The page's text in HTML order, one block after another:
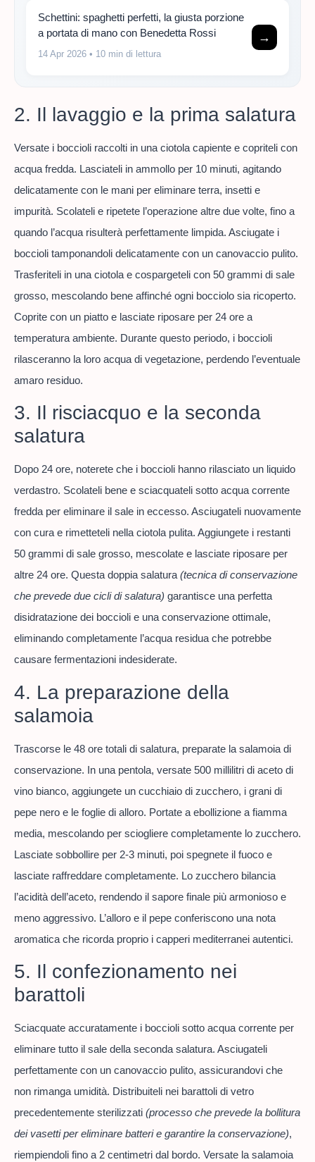
Schettini: spaghetti perfetti, la giusta porzione
a portata di mano con Benedetta Rossi
14 Apr 2026 • 10 min di lettura
→
2. Il lavaggio e la prima salatura
Versate i boccioli raccolti in una ciotola capiente e copriteli con
acqua fredda. Lasciateli in ammollo per 10 minuti, agitando
delicatamente con le mani per eliminare terra, insetti e
impurità. Scolateli e ripetete l’operazione altre due volte, fino a
quando l’acqua risulterà perfettamente limpida. Asciugate i
boccioli tamponandoli delicatamente con un canovaccio pulito.
Trasferiteli in una ciotola e cospargeteli con 50 grammi di sale
grosso, mescolando bene affinché ogni bocciolo sia ricoperto.
Coprite con un piatto e lasciate riposare per 24 ore a
temperatura ambiente. Durante questo periodo, i boccioli
rilasceranno la loro acqua di vegetazione, perdendo l’eventuale
amaro residuo.
3. Il risciacquo e la seconda
salatura
Dopo 24 ore, noterete che i boccioli hanno rilasciato un liquido
verdastro. Scolateli bene e sciacquateli sotto acqua corrente
fredda per eliminare il sale in eccesso. Asciugateli nuovamente
con cura e rimetteteli nella ciotola pulita. Aggiungete i restanti
50 grammi di sale grosso, mescolate e lasciate riposare per
altre 24 ore. Questa doppia salatura(tecnica di conservazione
che prevede due cicli di salatura) garantisce una perfetta
disidratazione dei boccioli e una conservazione ottimale,
eliminando completamente l’acqua residua che potrebbe
causare fermentazioni indesiderate.
4. La preparazione della
salamoia
Trascorse le 48 ore totali di salatura, preparate la salamoia di
conservazione. In una pentola, versate 500 millilitri di aceto di
vino bianco, aggiungete un cucchiaio di zucchero, i grani di
pepe nero e le foglie di alloro. Portate a ebollizione a fiamma
media, mescolando per sciogliere completamente lo zucchero.
Lasciate sobbollire per 2-3 minuti, poi spegnete il fuoco e
lasciate raffreddare completamente. Lo zucchero bilancia
l’acidità dell’aceto, rendendo il sapore finale più armonioso e
meno aggressivo. L’alloro e il pepe conferiscono una nota
aromatica che ricorda proprio i capperi mediterranei autentici.
5. Il confezionamento nei
barattoli
Sciacquate accuratamente i boccioli sotto acqua corrente per
eliminare tutto il sale della seconda salatura. Asciugateli
perfettamente con un canovaccio pulito, assicurandovi che
non rimanga umidità. Distribuiteli nei barattoli di vetro
precedentemente sterilizzati (processo che prevede la bollitura
dei vasetti per eliminare batteri e garantire la conservazione),
riempiendoli fino a 2 centimetri dal bordo. Versate la salamoia